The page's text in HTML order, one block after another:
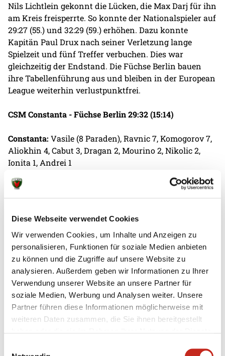
Diese Webseite verwendet Cookies
Wir verwenden Cookies, um Inhalte und Anzeigen zu
personalisieren, Funktionen für soziale Medien anbieten
zu können und die Zugriffe auf unsere Website zu
analysieren. Außerdem geben wir Informationen zu Ihrer
Verwendung unserer Website an unsere Partner für
soziale Medien, Werbung und Analysen weiter. Unsere
Partner führen diese Informationen möglicherweise mit
weiteren Daten zusammen, die Sie ihnen bereitgestellt
Nils Lichtlein gekonnt die Lücken, die Max Darj für ihn
am Kreis freisperrte. So konnte der Nationalspieler auf
29:27 (55.) und 32:29 (59.) erhöhen. Dazu konnte
Kapitän Paul Drux nach seiner Verletzung lange
Spielzeit und fünf Treffer verbuchen. Dies war
gleichzeitig der Endstand. Die Füchse Berlin bauen
ihre Tabellenführung aus und bleiben in der European
League weiterhin verlustpunktfrei.
CSM Constanta - Füchse Berlin 29:32 (15:14)
Constanta: Vasile (8 Paraden), Ravnic 7, Komogorov 7,
Aliokhin 4, Cabut 3, Dragan 2, Mourino 2, Nikolic 2,
Ionita 1, Andrei 1
Berlin:
Milosavljev (10 Paraden), Tollbring 7, Lichtlein
5, Drux 5, Andersson 4, Lindberg 4/1, Marsenic 4, Orlov
Trainer Jaron Siewert:„Es war ein wirklich schweres
Spiel hier heute. Wir haben alles versucht, hier Tore zu
erzielen und waren in der ersten Hälfte unglücklich
im Abschluss. Dennoch bleiben wir dran. Dann spielen
sie Sieben gegen Sechs, trotzdem setzten wir uns
durch. Am Ende ist es egal, wie hoch wir gewinnen,
sondern es ging um die zwei Punkte, die wir in dieser
beeindruckenden Atmosphäre geholt haben."